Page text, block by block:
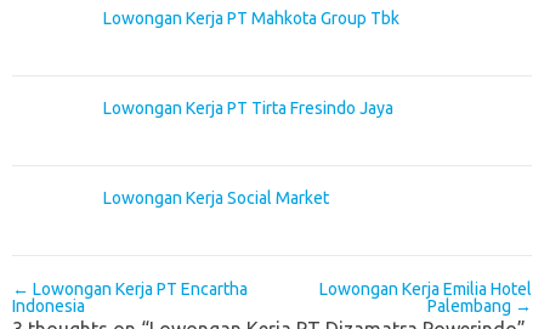
Lowongan Kerja PT Mahkota Group Tbk
Lowongan Kerja PT Tirta Fresindo Jaya
Lowongan Kerja Social Market
Post navigation
← Lowongan Kerja PT Encartha
Indonesia
Lowongan Kerja Emilia Hotel
Palembang →